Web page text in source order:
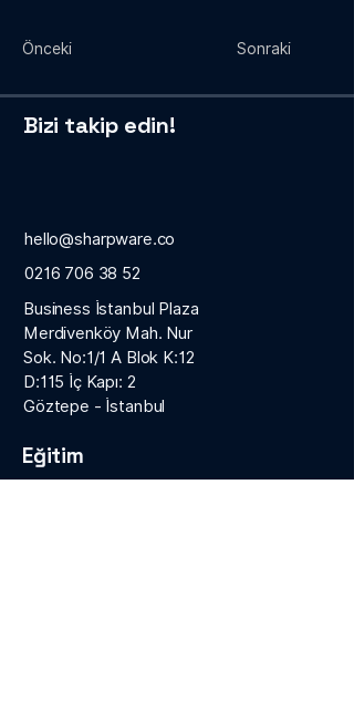
Önceki Sonraki
Bizi takip edin!
hello@sharpware.co
0216 706 38 52
Business İstanbul Plaza
Merdivenköy Mah. Nur
Sok. No:1/1 A Blok K:12
D:115 İç Kapı: 2
Göztepe - İstanbul
Eğitim